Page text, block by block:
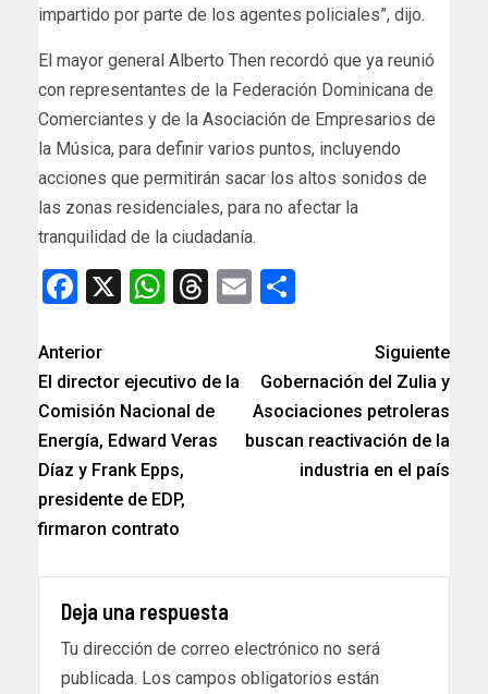
impartido por parte de los agentes policiales”, dijo.
El mayor general Alberto Then recordó que ya reunió
con representantes de la Federación Dominicana de
Comerciantes y de la Asociación de Empresarios de
la Música, para definir varios puntos, incluyendo
acciones que permitirán sacar los altos sonidos de
las zonas residenciales, para no afectar la
tranquilidad de la ciudadanía.
Facebook
X WhatsApp
Threads
Email
Anterior
El director ejecutivo de la
Comisión Nacional de
Energía, Edward Veras
Díaz y Frank Epps,
presidente de EDP,
firmaron contrato
Siguiente
Gobernación del Zulia y
Asociaciones petroleras
buscan reactivación de la
industria en el país
Deja una respuesta
Tu dirección de correo electrónico no será
publicada. Los campos obligatorios están